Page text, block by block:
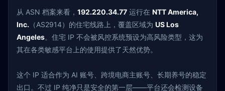
从 ASN 档案来看， 192.220.34.77 运行在 NTT America,
Inc. （AS2914）的住宅线路上，覆盖区域为 US Los
Angeles。住宅 IP 不会被风控系统预设为高风险类型，这为
其在各类敏感平台上的使用提供了天然优势。
这个 IP 适合作为 AI 账号、跨境电商主账号、长期养号的稳定
出口。不过 IP 纯净只是安全的第一层——平台还会检测设备